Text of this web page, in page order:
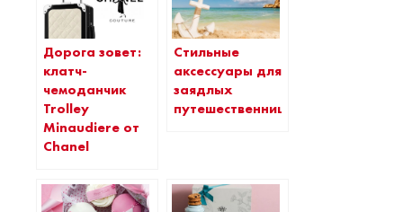
Дорога зовет:
клатч-
чемоданчик
Trolley
Minaudiere от
Chanel
Стильные
аксессуары для
заядлых
путешественниц